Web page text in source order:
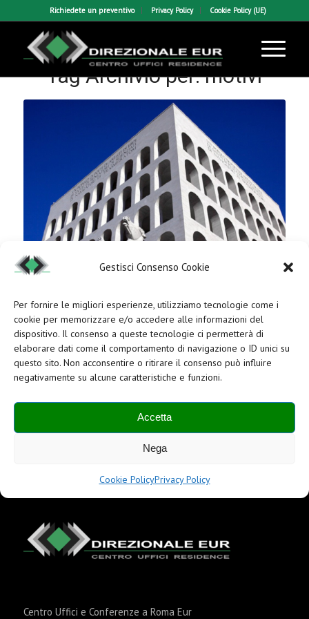
Gestisci Consenso Cookie
Per fornire le migliori esperienze, utilizziamo tecnologie come i
cookie per memorizzare e/o accedere alle informazioni del
dispositivo. Il consenso a queste tecnologie ci permetterà di
elaborare dati come il comportamento di navigazione o ID unici su
questo sito. Non acconsentire o ritirare il consenso può influire
negativamente su alcune caratteristiche e funzioni.
Accetta
Nega
Cookie PolicyPrivacy Policy
Richiedete un preventivo Privacy Policy Cookie Policy (UE)
Tag Archivio per:motivi
Direzionale Eur: 13 motivi per scegliere il nostro
Centro Uffici
Luglio 20, 2019 0 Commenti
Il Direzionale Eur offre da 30 anni postazioni lavorative
Centro Uffici e Conferenze a Roma Eur